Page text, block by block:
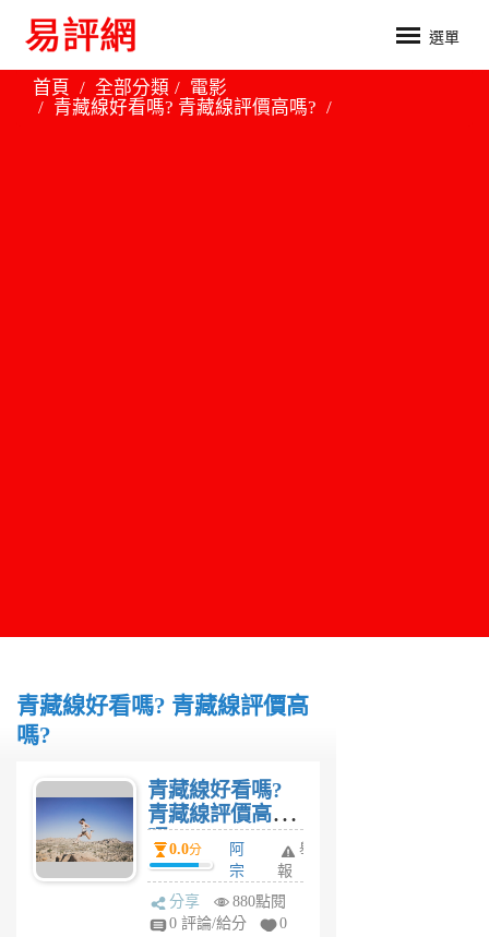
選單
首頁 全部分類
電影
青藏線好看嗎? 青藏線評價高嗎?
青藏線好看嗎? 青藏線評價高
嗎?
青藏線好看嗎?
青藏線評價高
嗎?0.0分
阿
宗
6
年
舉
報
分享
880點閱
0 評論/給分
0